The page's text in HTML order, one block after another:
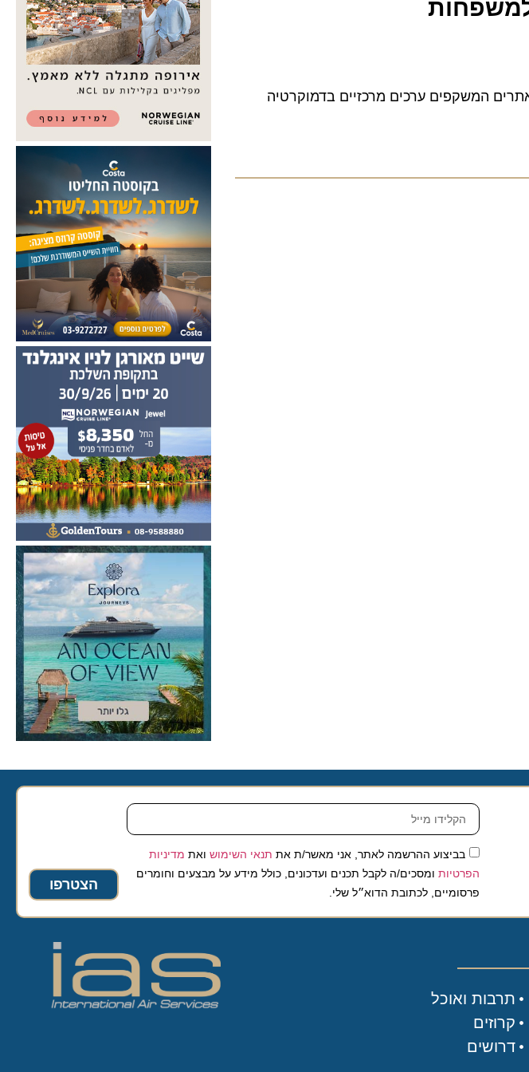
המשקפים ערכים מרכזיים בדמוקרטיה
בביצוע ההרשמה לאתר, אני מאשר/ת אתתנאי השימושואת מדיניות
הפרטיותומסכים/ה לקבל תכנים ועדכונים, כולל מידע על מבצעים וחומרים
פרסומיים, לכתובת הדוא״ל שלי.
הצטרפו
ואוכל